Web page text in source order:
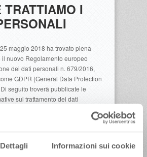
Dettagli Informazioni sui cookie
TRATTIAMO I
maggio 2018 ha trovato piena
nuovo Regolamento europeo
dei dati personali n. 679/2016,
GDPR (General Data Protection
seguito troverà pubblicate le
sul trattamento dei dati
generale APT Servizi
in cui
informazioni sui dati trattati, sulle